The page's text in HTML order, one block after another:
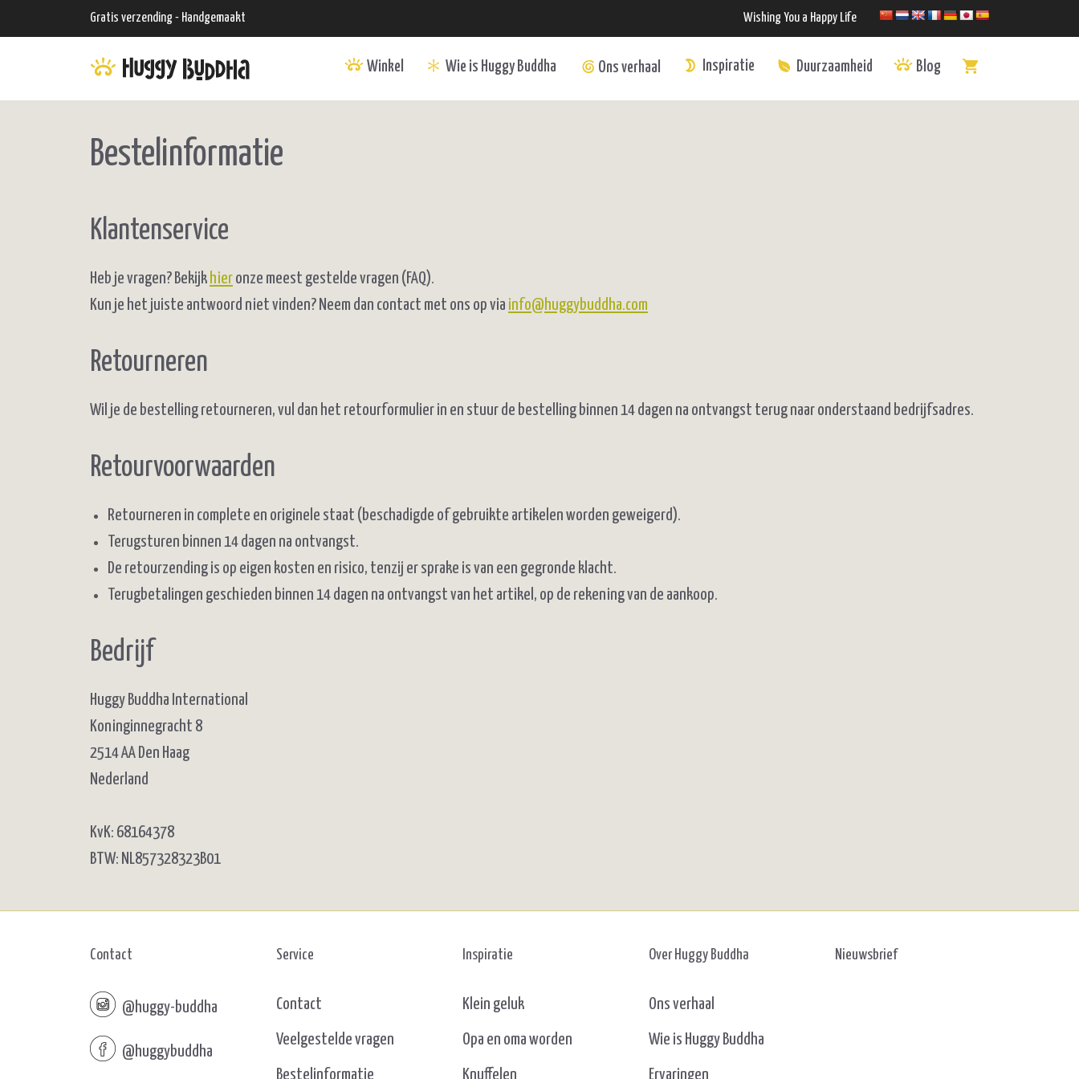
naar
Gratis verzending - Handgemaakt Wishing You a Happy Life
Winkel Wie is Huggy Buddha Ons verhaal Inspiratie Duurzaamheid Blog
Bestelinformatie
Klantenservice
Heb je vragen? Bekijk hier onze meest gestelde vragen (FAQ).
Kun je het juiste antwoord niet vinden? Neem dan contact met ons op via info@huggybuddha.com
Retourneren
Wil je de bestelling retourneren, vul dan het retourformulier in en stuur de bestelling binnen 14 dagen na ontvangst terug naar onderstaand bedrijfsadres.
Retourvoorwaarden
Retourneren in complete en originele staat (beschadigde of gebruikte artikelen worden geweigerd).
Terugsturen binnen 14 dagen na ontvangst.
De retourzending is op eigen kosten en risico, tenzij er sprake is van een gegronde klacht.
Terugbetalingen geschieden binnen 14 dagen na ontvangst van het artikel, op de rekening van de aankoop.
Bedrijf
Huggy Buddha International
Koninginnegracht 8
2514 AA Den Haag
Nederland
KvK: 68164378
BTW: NL857328323B01
Contact
@huggy-buddha
@huggybuddha
Service
Contact
Veelgestelde vragen
Bestelinformatie
Inspiratie
Klein geluk
Opa en oma worden
Knuffelen
Over Huggy Buddha
Ons verhaal
Wie is Huggy Buddha
Ervaringen
Nieuwsbrief